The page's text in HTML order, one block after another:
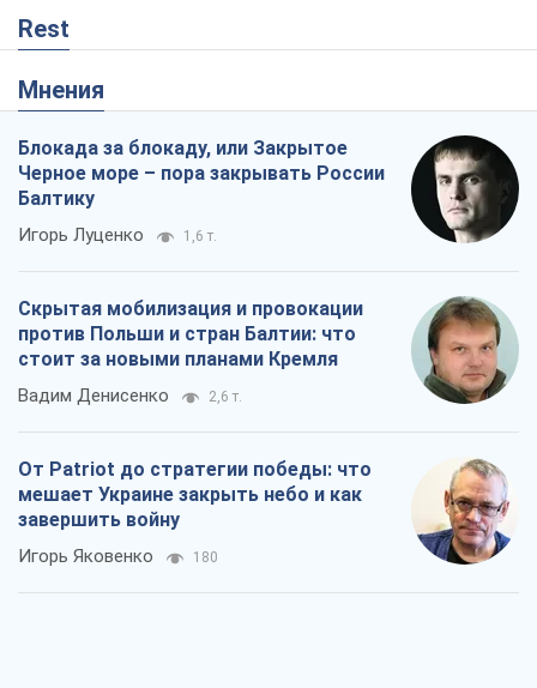
Rest
Мнения
Блокада за блокаду, или Закрытое
Черное море – пора закрывать России
Балтику
Игорь Луценко 1,6 т.
Скрытая мобилизация и провокации
против Польши и стран Балтии: что
стоит за новыми планами Кремля
Вадим Денисенко 2,6 т.
От Patriot до стратегии победы: что
мешает Украине закрыть небо и как
завершить войну
Игорь Яковенко 180